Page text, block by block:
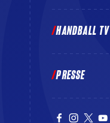
HANDBALL TV
PRESSE